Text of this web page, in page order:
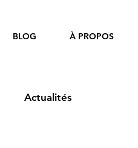
BLOG À PROPOS
Actualités